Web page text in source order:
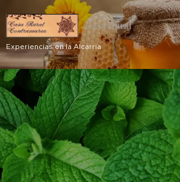
Casa Rural
Contramarea
Experiencias en la Alcarria